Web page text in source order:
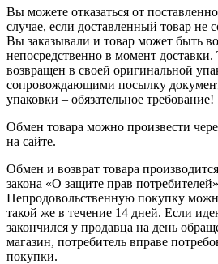
Вы можете отказаться от
случае, если доставленный товар не
Вы заказывали и товар может быть
непосредственно в момент
возвращен в своей оригинальной
сопровождающими посылку
упаковки – обязательное требование!
Обмен товара можно произвести
на сайте.
Обмен и возврат товара
закона «О защите прав
Непродовольственную покупку
такой же в течение 14 дней. Если
закончился у продавца на день
магазин, потребитель вправе
покупки.